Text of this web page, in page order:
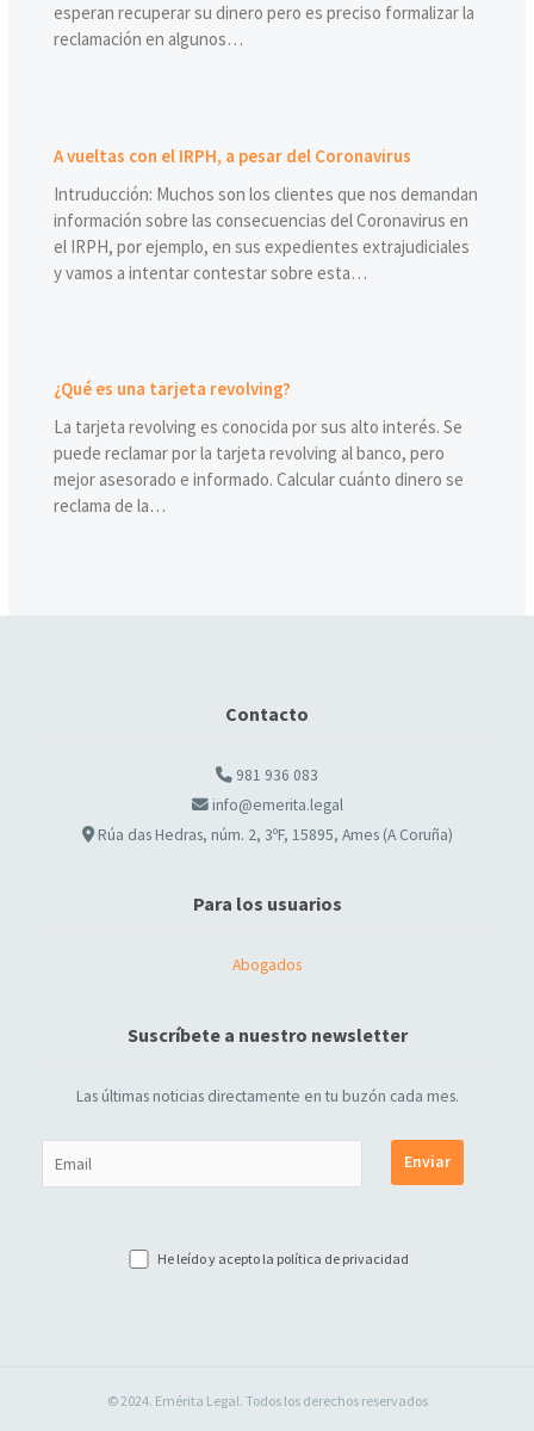
esperan recuperar su dinero pero es preciso formalizar la
reclamación en algunos…
A vueltas con el IRPH, a pesar del Coronavirus
Intruducción: Muchos son los clientes que nos demandan
información sobre las consecuencias del Coronavirus en
el IRPH, por ejemplo, en sus expedientes extrajudiciales
y vamos a intentar contestar sobre esta…
¿Qué es una tarjeta revolving?
La tarjeta revolving es conocida por sus alto interés. Se
puede reclamar por la tarjeta revolving al banco, pero
mejor asesorado e informado. Calcular cuánto dinero se
reclama de la…
Contacto
981 936 083
info@emerita.legal
Rúa das Hedras, núm. 2, 3ºF, 15895, Ames (A Coruña)
Para los usuarios
Abogados
Suscríbete a nuestro newsletter
Las últimas noticias directamente en tu buzón cada mes.
He leído y acepto la política de privacidad
© 2024. Emérita Legal. Todos los derechos reservados